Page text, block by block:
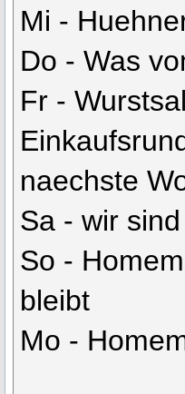
Mi -
Do - Was
Fr -
naechste
Sa - wir
So -
bleibt
Mo -